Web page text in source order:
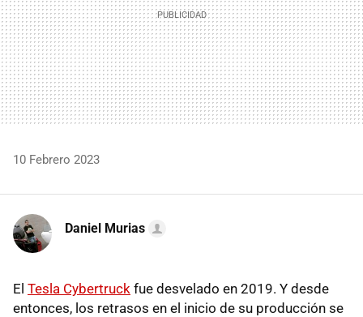
10 Febrero 2023
Daniel Murias
El Tesla Cybertruck fue desvelado en 2019. Y desde
entonces, los retrasos en el inicio de su producción se